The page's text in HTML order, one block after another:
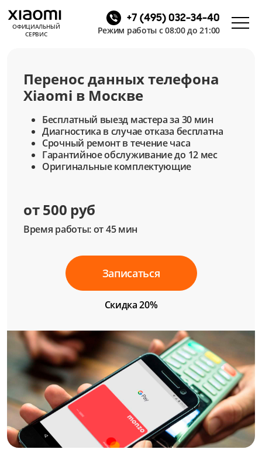
ОФИЦИАЛЬНЫЙ
СЕРВИС
+7 (495) 032-34-40
Режим работы с 08:00 до 21:00
Перенос данных телефона
Xiaomi в Москве
Бесплатный выезд мастера за 30 мин
Диагностика в случае отказа бесплатна
Срочный ремонт в течение часа
Гарантийное обслуживание до 12 мес
Оригинальные комплектующие
от 500 руб
Время работы: от 45 мин
Записаться
Скидка 20%